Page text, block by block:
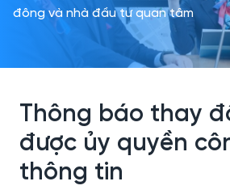
đông và nhà đầu tư quan tâm
Thông báo thay
được ủy quyền
thông tin